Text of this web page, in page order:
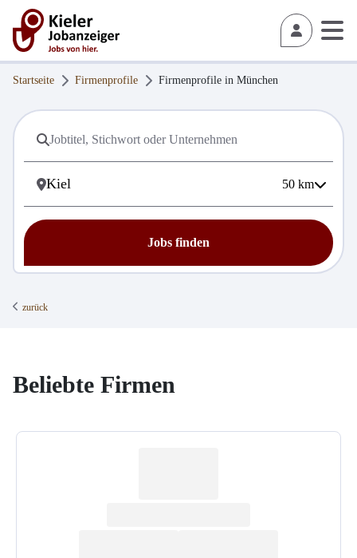
Startseite Firmenprofile Firmenprofile in München
50 km
Jobs finden
zurück
Beliebte Firmen